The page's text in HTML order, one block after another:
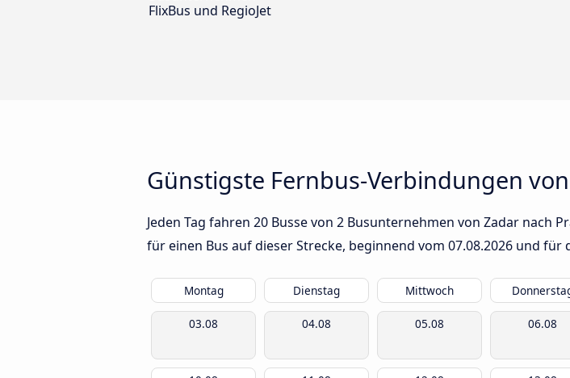
FlixBus und RegioJet
Günstigste Fernbus-Verbindungen
Jeden Tag fahren 20 Busse von 2 Busunternehmen von Zadar nach
für einen Bus auf dieser Strecke, beginnend vom 07.08.2026 und für
Montag Dienstag Mittwoch
03.08 04.08 05.08 06.08